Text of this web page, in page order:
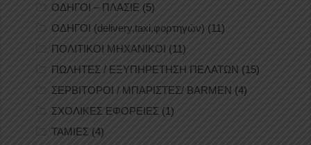
ΟΔΗΓΟΙ – ΠΛΑΣΙΕ (5)
ΟΔΗΓΟΙ (delivery,taxi,φορτηγών) (11)
ΠΟΛΙΤΙΚΟΙ ΜΗΧΑΝΙΚΟΙ (11)
ΠΩΛΗΤΕΣ / ΕΞΥΠΗΡΕΤΗΣΗ ΠΕΛΑΤΩΝ (15)
ΣΕΡΒΙΤΟΡΟΙ / ΜΠΑΡΙΣΤΕΣ/ BARMEN (4)
ΣΧΟΛΙΚΕΣ ΕΦΟΡΕΙΕΣ (1)
ΤΑΜΙΕΣ (4)